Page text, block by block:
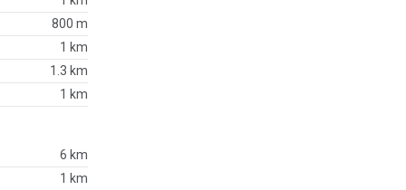
800 m
1 km
1.3 km
1 km
6 km
1 km